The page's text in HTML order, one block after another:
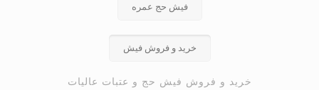
فیش حج عمره
خرید و فروش فیش
خرید و فروش فیش حج و عتبات عالیات